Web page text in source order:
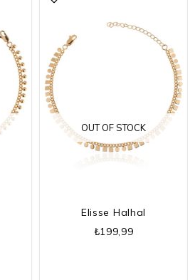
OUT OF STOCK
Elisse Halhal
₺199,99